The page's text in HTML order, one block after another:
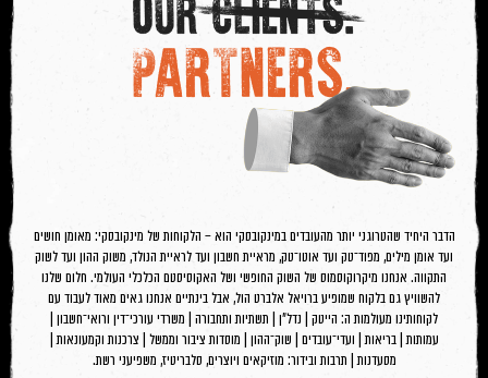
PARTNERS.
הדבר היחיד שהטרוגני יותר מהעובדים במינקובסקי הוא – הלקוחות של מינקובסקי: מאומן חושים
ועד אומן מילים, מפוד־טק ועד אוטו־טק, מראיית חשבון ועד לראיית הנולד, משוק ההון ועד לשוק
התקווה. אנחנו מיקרוקוסמוס של השוק החופשי ושל האקוסיסטם הכלכלי העולמי. חלום שלנו
להשוויץ גם בלקוח שמופיע ברויאל אלברט הול, אבל בינתיים אנחנו גאים מאוד לעבוד עם
לקוחותינו מעולמות ה: הייטק | נדל"ן | תשתיות ותחבורה | משרדי עורכי־דין ורואי־חשבון |
עמותות | בריאות | ועדי־עובדים | שוק־ההון | מוסדות ציבור וממשל | צרכנות וקמעונאות |
מסעדנות | תרבות ובידור: מוזיקאים ויוצרים, סלבריטיז, משפיעני רשת.